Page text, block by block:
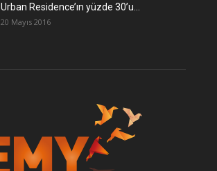
Urban Residence’ın yüzde 30’u...
20 Mayıs 2016